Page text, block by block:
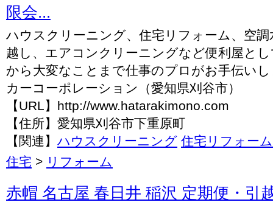
限会...
ハウスクリーニング、住宅リフォーム、空
越し、エアコンクリーニングなど便利屋と
から大変なことまで仕事のプロがお手伝い
カーコーポレーション（愛知県刈谷市）
【URL】http://www.hatarakimono.com
【住所】愛知県刈谷市下重原町
【関連】 ハウスクリーニング 住宅リフォーム
住宅 > リフォーム
赤帽 名古屋 春日井 稲沢 定期便・引